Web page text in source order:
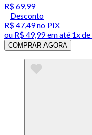
R$ 69,99
Desconto
R$ 47,49no PIX
ou R$ 49,99em até 1x de
COMPRAR AGORA